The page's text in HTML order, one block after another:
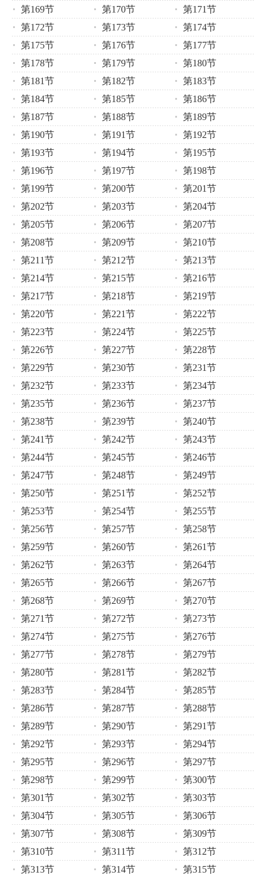
第169节 第170节
第171节
第172节
第173节
第174节
第175节
第176节
第177节
第178节
第179节
第180节
第181节
第182节
第183节
第184节
第185节
第186节
第187节
第188节
第189节
第190节
第191节
第192节
第193节
第194节
第195节
第196节
第197节
第198节
第199节
第200节
第201节
第202节
第203节
第204节
第205节
第206节
第207节
第208节
第209节
第210节
第211节
第212节
第213节
第214节
第215节
第216节
第217节
第218节
第219节
第220节
第221节
第222节
第223节
第224节
第225节
第226节
第227节
第228节
第229节
第230节
第231节
第232节
第233节
第234节
第235节
第236节
第237节
第238节
第239节
第240节
第241节
第242节
第243节
第244节
第245节
第246节
第247节
第248节
第249节
第250节
第251节
第252节
第253节
第254节
第255节
第256节
第257节
第258节
第259节
第260节
第261节
第262节
第263节
第264节
第265节
第266节
第267节
第268节
第269节
第270节
第271节
第272节
第273节
第274节
第275节
第276节
第277节
第278节
第279节
第280节
第281节
第282节
第283节
第284节
第285节
第286节
第287节
第288节
第289节
第290节
第291节
第292节
第293节
第294节
第295节
第296节
第297节
第298节
第299节
第300节
第301节
第302节
第303节
第304节
第305节
第306节
第307节
第308节
第309节
第310节
第311节
第312节
第313节
第314节
第315节